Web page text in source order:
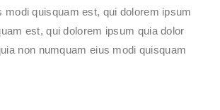
modi quisquam est, qui dolorem ipsum
est, qui dolorem ipsum quia dolor
non numquam eius modi quisquam